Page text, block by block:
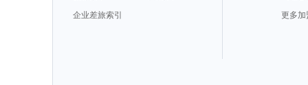
企业差旅索引
更多加